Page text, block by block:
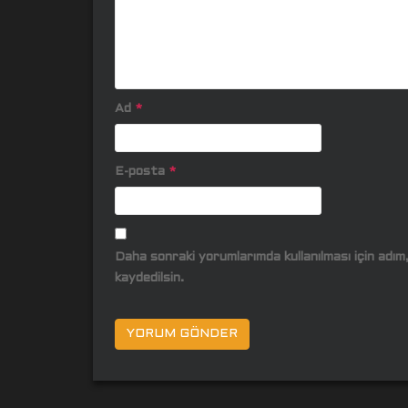
Ad *
E-posta *
Daha sonraki yorumlarımda kullanılması için
kaydedilsin.